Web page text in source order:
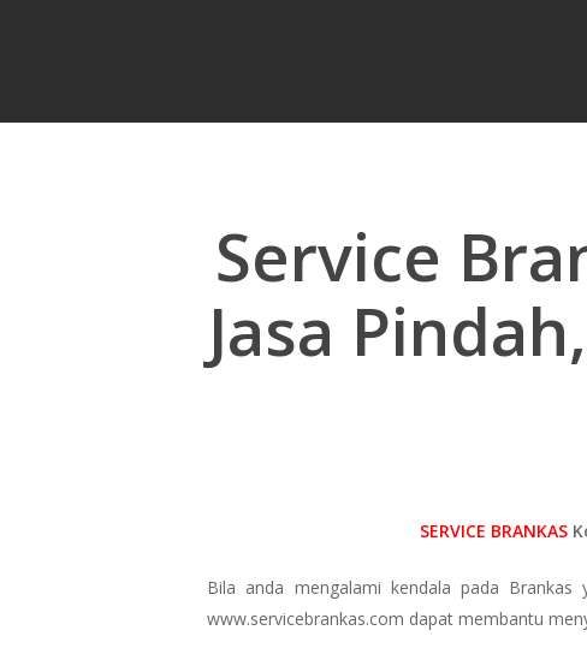
Service
Jasa
SERVICE BRANKAS
Bila anda mengalami kendala pada
www.servicebrankas.com dapat membantu